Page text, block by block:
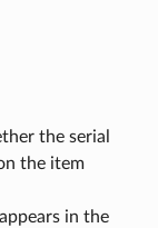
the serial
the item
in the